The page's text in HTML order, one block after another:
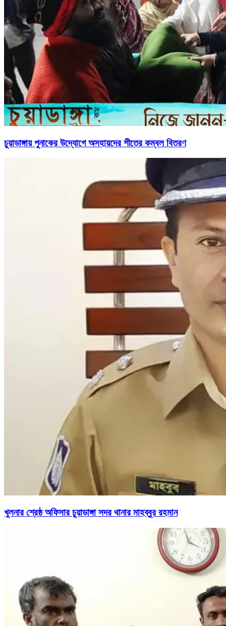
চুয়াডাঙ্গায় পুনাকের উদ্যোগে অসহায়দের শীতের কম্বল বিতরণ
খুলনার শ্রেষ্ঠ অফিসার চুয়াডাঙ্গা সদর থানার মাহব্বুর রহমান